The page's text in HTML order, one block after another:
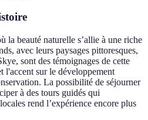
la beauté naturelle s’allie à une riche
avec leurs paysages pittoresques,
sont des témoignages de cette
l'accent sur le développement
La possibilité de séjourner
à des tours guidés qui
rend l’expérience encore plus